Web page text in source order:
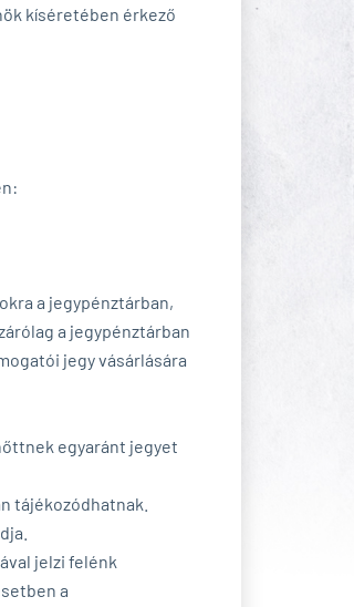
kíséretében érkező
a jegypénztárban,
a jegypénztárban
jegy vásárlására
egyaránt jegyet
tájékozódhatnak.
jelzi felénk
a